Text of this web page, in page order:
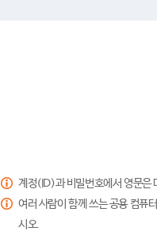
계정(ID)과 비밀번호에서 영문은
여러 사람이 함께 쓰는 공용 컴퓨
시오.